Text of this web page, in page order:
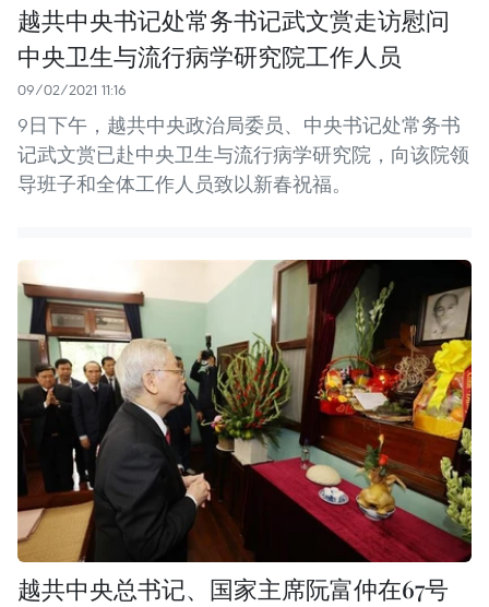
越共中央书记处常务书记武文赏走访慰问
中央卫生与流行病学研究院工作人员
09/02/2021 11:16
9日下午，越共中央政治局委员、中央书记处常务书
记武文赏已赴中央卫生与流行病学研究院，向该院领
导班子和全体工作人员致以新春祝福。
越共中央总书记、国家主席阮富仲在67号